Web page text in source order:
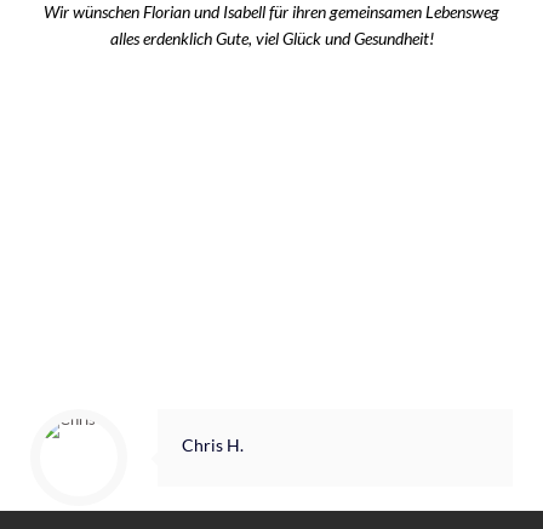
Wir wünschen Florian und Isabell für ihren gemeinsamen Lebensweg
alles erdenklich Gute, viel Glück und Gesundheit!
Chris H.